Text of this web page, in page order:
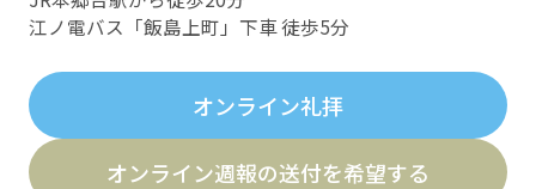
江ノ電バス「飯島上町」下車 徒歩5分
オンライン礼拝
オンライン週報の送付を希望する